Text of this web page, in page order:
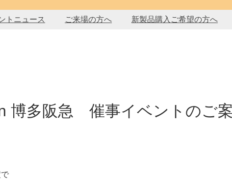
トニュース ご来場の方へ 新製品購入ご希望の方へ
in 博多阪急 催事イベントのご